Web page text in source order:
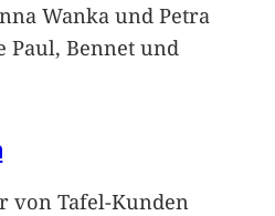
Wanka und Petra
Paul, Bennet und
von Tafel-Kunden